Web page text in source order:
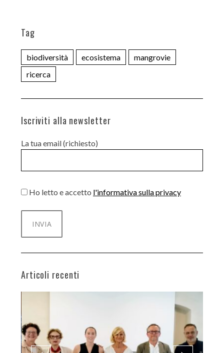
Tag
biodiversità ecosistema
mangrovie
ricerca
Iscriviti alla newsletter
La tua email (richiesto)
Ho letto e accetto l'informativa sulla privacy
Articoli recenti